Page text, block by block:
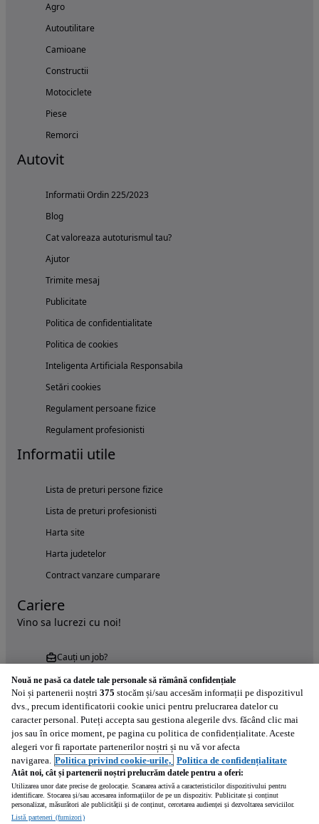
Agro
Autoutilitare
Camioane
Constructii
Motociclete
Piese
Remorci
Autovit
Informatii Ordin 225/2023
Blog
Cat valoreaza autoturismul tau?
Ajutor
Trimite mesaj
Publicitate
Politica de confidentialitate
Politica de cookies
Inteligenta Artificiala Responsabila
Setări cookies
Regulament persoane fizice
Regulament profesionisti
Informatii utile
Lista de preturi persone fizice
Lista de preturi profesionisti
Harta site
Harta judetelor
Contract vanzare cumparare
Cariere
Vino sa lucrezi cu noi!
Cauți un job?
Încearcă acum aplicația Autovit.ro
Nouă ne pasă ca datele tale personale să rămână confidențiale
Noi și partenerii noștri 375 stocăm și/sau accesăm informații pe dispozitivul
dvs., precum identificatorii cookie unici pentru prelucrarea datelor cu
caracter personal. Puteți accepta sau gestiona alegerile dvs. făcând clic mai
jos sau în orice moment, pe pagina cu politica de confidențialitate. Aceste
alegeri vor fi raportate partenerilor noștri și nu vă vor afecta
navigarea. Politica privind cookie-urile, Politica de confidențialitate
Atât noi, cât și partenerii noștri prelucrăm datele pentru a oferi:
Utilizarea unor date precise de geolocație. Scanarea activă a caracteristicilor dispozitivului pentru
identificare. Stocarea și/sau accesarea informațiilor de pe un dispozitiv. Publicitate și conținut
personalizat, măsurători ale publicității și de conținut, cercetarea audienței și dezvoltarea serviciilor.
Listă parteneri (furnizori)